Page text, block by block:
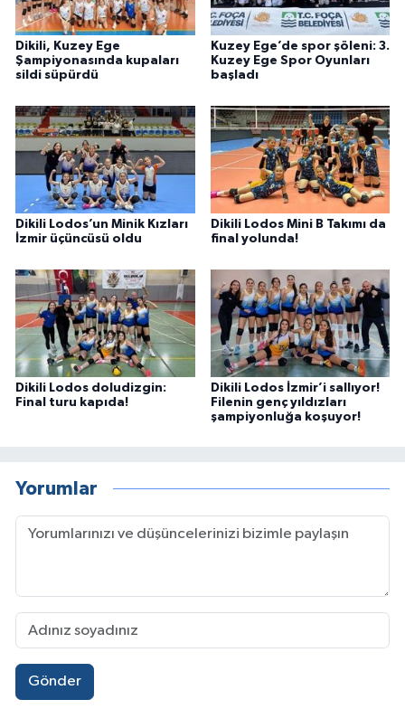
Dikili, Kuzey Ege
Şampiyonasında kupaları
sildi süpürdü
Kuzey Ege’de spor şöleni: 3.
Kuzey Ege Spor Oyunları
başladı
Dikili Lodos’un Minik Kızları
İzmir üçüncüsü oldu
Dikili Lodos Mini B Takımı da
final yolunda!
Dikili Lodos doludizgin:
Final turu kapıda!
Dikili Lodos İzmir’i sallıyor!
Filenin genç yıldızları
şampiyonluğa koşuyor!
Yorumlar
Gönder